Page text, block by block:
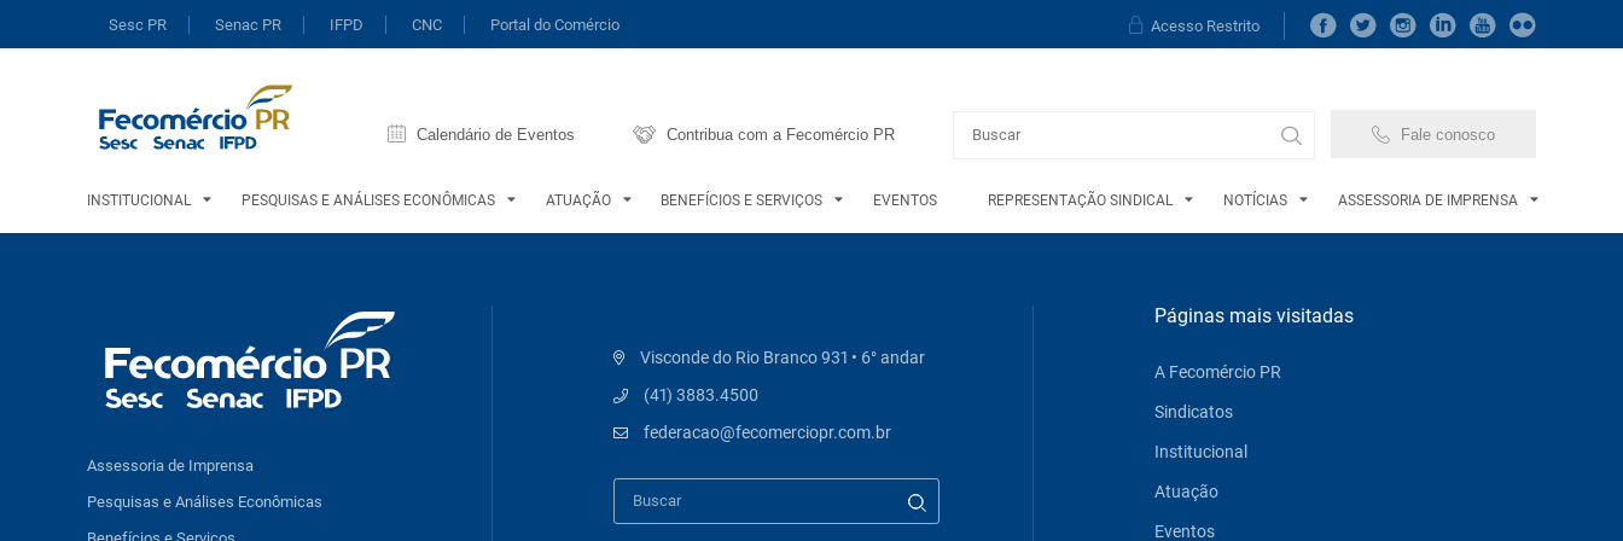
Sesc PR Senac PR IFPD CNC Portal do Comércio Acesso Restrito
Calendário de Eventos Contribua com a Fecomércio PR Fale conosco
INSTITUCIONAL PESQUISAS E ANÁLISES ECONÔMICAS ATUAÇÃO BENEFÍCIOS E SERVIÇOS EVENTOS REPRESENTAÇÃO SINDICAL NOTÍCIAS ASSESSORIA DE IMPRENSA
Assessoria de Imprensa
Pesquisas e Análises Econômicas
Visconde do Rio Branco 931 • 6° andar
(41) 3883.4500
federacao@fecomerciopr.com.br
Páginas mais visitadas
A Fecomércio PR
Sindicatos
Institucional
Atuação
Eventos